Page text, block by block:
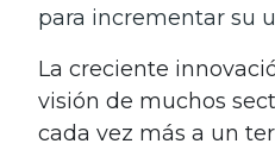
para incrementar su
La creciente
visión de muchos
cada vez más a un